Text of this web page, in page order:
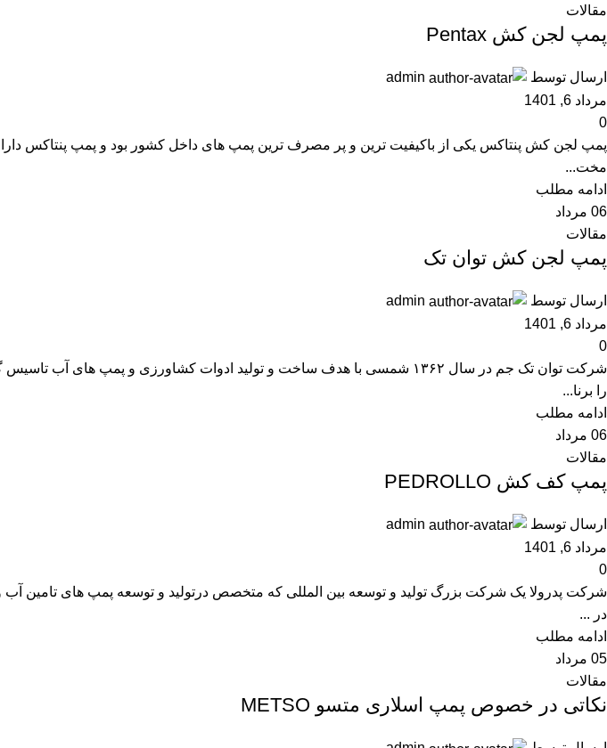
مقالات
پمپ لجن کش Pentax
ارسال توسط
admin
مرداد 6, 1401
0
پمپ لجن کش پنتاکس یکی از باکیفیت ترین و پر مصرف ترین پمپ های داخل کشور بود و پمپ پنتاکس
مخت...
ادامه مطلب
06 مرداد
مقالات
پمپ لجن کش توان تک
ارسال توسط
admin
مرداد 6, 1401
0
شرکت توان تک جم در سال ۱۳۶۲ شمسی با هدف ساخت و تولید ادوات کشاورزی و پمپ
را برنا...
ادامه مطلب
06 مرداد
مقالات
پمپ کف کش PEDROLLO
ارسال توسط
admin
مرداد 6, 1401
0
در ...
ادامه مطلب
05 مرداد
مقالات
نکاتی در خصوص پمپ اسلاری متسو METSO